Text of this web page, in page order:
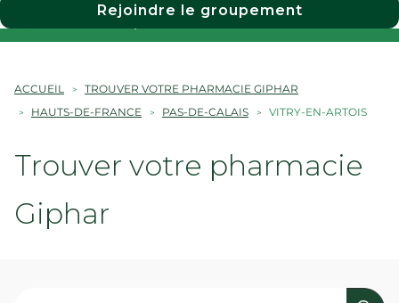
Choisir une pharmacie
Rejoindre le groupement
ACCUEIL
TROUVER VOTRE PHARMACIE GIPHAR
HAUTS-DE-FRANCE
PAS-DE-CALAIS VITRY-EN-ARTOIS
Trouver votre pharmacie
Giphar